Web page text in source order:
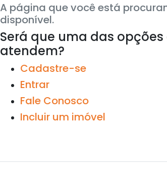
A página que você está
disponível.
Será que uma das
atendem?
Cadastre-se
Entrar
Fale Conosco
Incluir um imóvel